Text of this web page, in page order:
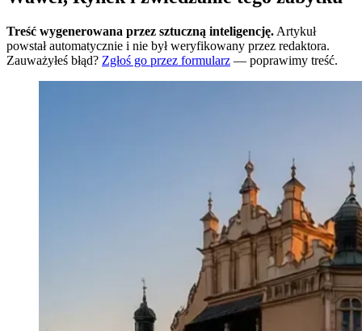
Treść wygenerowana przez sztuczną inteligencję. Artykuł
powstał automatycznie i nie był weryfikowany przez redaktora.
Zauważyłeś błąd? Zgłoś go przez formularz — poprawimy treść.